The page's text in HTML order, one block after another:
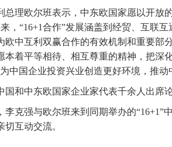
欧尔班表示，中东欧国家愿以开放
，“16+1合作”发展涵盖到经贸、互联
欧中互利双赢合作的有效机制和重要部
本着平等相待、相互尊重的精神，把深
中国企业投资兴业创造更好环境，推动
中东欧国家企业家代表千余人出席论
强与欧尔班来到同期举办的“16+1”
切互动交流。